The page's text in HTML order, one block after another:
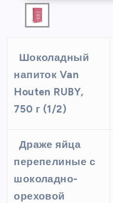
Шоколадный
напиток Van
Houten RUBY,
750 г (1/2)
Драже яйца
перепелиные с
шоколадно-
ореховой